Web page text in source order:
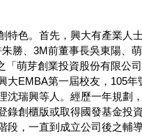
特色。首先，興大有產業
勝、3M前董事長吳東陽、
萌芽創業投資股份有限公
EMBA第一屆校友，105
沈瑞興等人。經歷一年規
錄創櫃版或取得國發基金
，一直到成立公司後之輔